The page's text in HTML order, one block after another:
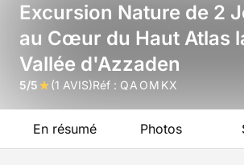
Excursion Nature de 2
au Cœur du Haut Atlas
Vallée d'Azzaden
5/5 (1 AVIS)Réf : QAOMKX
En résumé Photos